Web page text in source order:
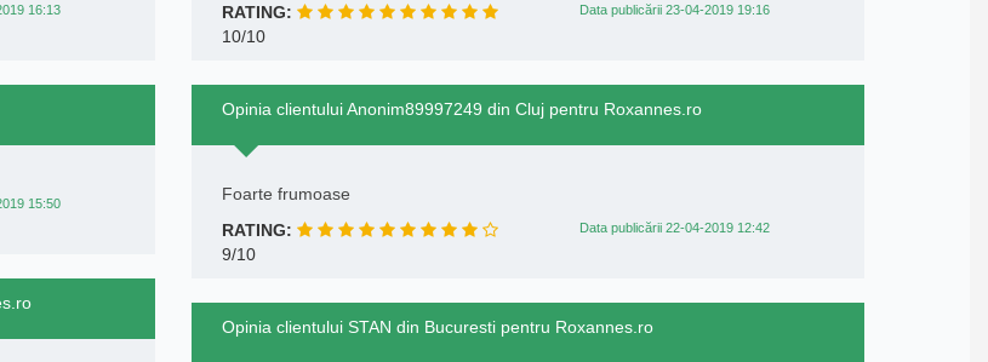
16:13
15:50
RATING: Data publicării 23-04-2019 19:16
10/10
Opinia clientului Anonim89997249 din Cluj pentru Roxannes.ro
Foarte frumoase
RATING:
Data publicării 22-04-2019 12:42
9/10
Opinia clientului STAN din Bucuresti pentru Roxannes.ro